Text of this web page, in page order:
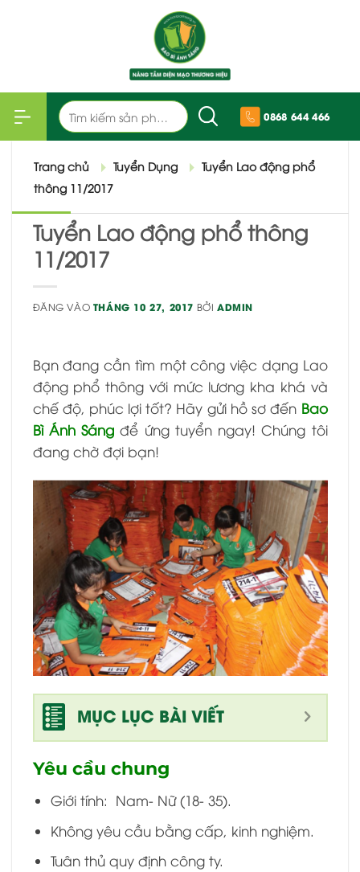
Tìm
kiếm:
0868 644 466
Trang chủ Tuyển Dụng
Tuyển Lao động phổ
thông 11/2017
Tuyển Lao động phổ thông
11/2017
ĐĂNG VÀO THÁNG 10 27, 2017 BỞI ADMIN
Bạn đang cần tìm một công việc dạng Lao
động phổ thông với mức lương kha khá và
chế độ, phúc lợi tốt? Hãy gửi hồ sơ đến Bao
Bì Ánh Sáng để ứng tuyển ngay! Chúng tôi
đang chờ đợi bạn!
MỤC LỤC BÀI VIẾT
Yêu cầu chung
Giới tính: Nam- Nữ (18- 35).
Không yêu cầu bằng cấp, kinh nghiệm.
Tuân thủ quy định công ty.